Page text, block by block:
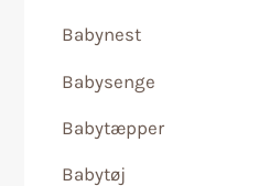
Babynest
Babysenge
Babytæpper
Babytøj